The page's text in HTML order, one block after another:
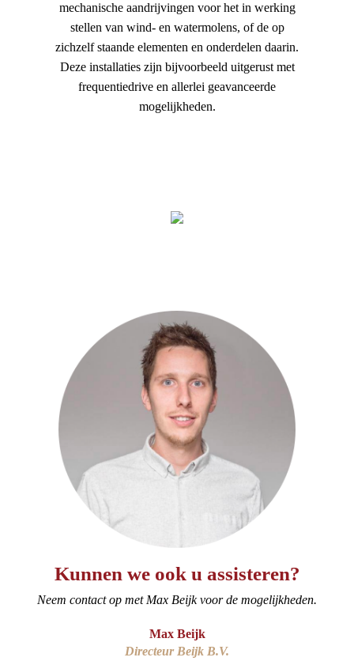
mechanische aandrijvingen voor het in werking
stellen van wind- en watermolens, of de op
zichzelf staande elementen en onderdelen daarin.
Deze installaties zijn bijvoorbeeld uitgerust met
frequentiedrive en allerlei geavanceerde
mogelijkheden.
Kunnen we ook u assisteren?
Neem contact op met Max Beijk voor de mogelijkheden.
Max Beijk
Directeur Beijk B.V.